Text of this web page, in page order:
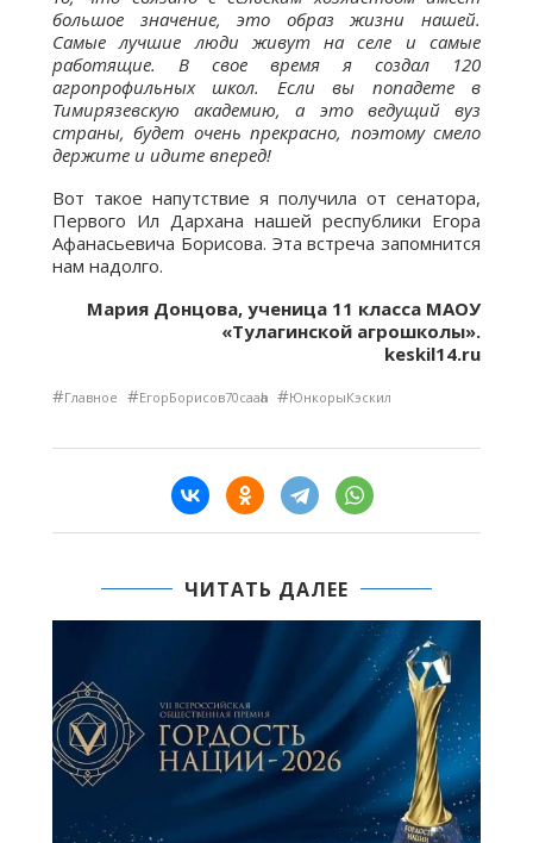
большое значение, это образ жизни нашей.
Самые лучшие люди живут на селе и самые
работящие. В свое время я создал 120
агропрофильных школ. Если вы попадете в
Тимирязевскую академию, а это ведущий вуз
страны, будет очень прекрасно, поэтому смело
держите и идите вперед!
Вот такое напутствие я получила от сенатора,
Первого Ил Дархана нашей республики Егора
Афанасьевича Борисова. Эта встреча запомнится
нам надолго.
Мария Донцова, ученица 11 класса МАОУ
«Тулагинской агрошколы».
keskil14.ru
#Главное #ЕгорБорисов70сааһа #ЮнкорыКэскил
ЧИТАТЬ ДАЛЕЕ